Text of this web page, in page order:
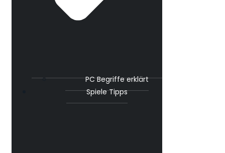
PC Begriffe erklärt
Spiele Tipps